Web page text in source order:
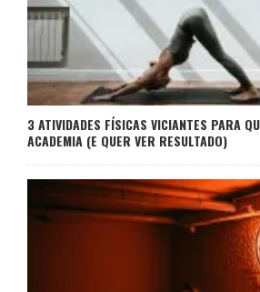
3 ATIVIDADES FÍSICAS VICIANTES PARA
ACADEMIA (E QUER VER RESULTADO)